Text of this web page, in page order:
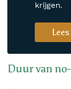
krijgen.
Duur van